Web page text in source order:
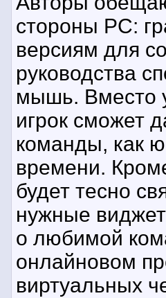
стороны PC:
версиям для
руководства
мышь. Вместо
игрок сможет
команды, как
времени.
будет тесно
нужные
о любимой
онлайновом
виртуальных